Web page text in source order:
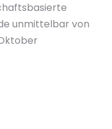
unmittelbar von